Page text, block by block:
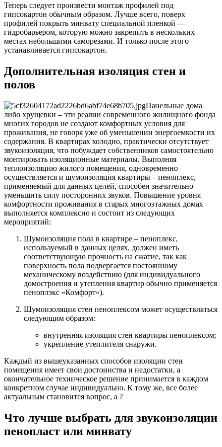
Теперь следует произвести монтаж профилей под
гипсокартон обычным образом. Лучше всего, поверх
профилей покрыть минвату специальной пленкой —
гидробарьером, которую можно закрепить в нескольких
местах небольшими саморезами. И только после этого
устанавливается гипсокартон.
Дополнительная изоляция стен и
полов
Панельные дома
либо хрущевки – эти реалии современного жилищного фонда
многих городов не создают комфортных условия для
проживания, не говоря уже об уменьшении энергоемкости их
содержания. В квартирах холодно, практически отсутствует
звукоизоляция, что побуждает собственников самостоятельно
монтировать изоляционные материалы. Выполняя
теплоизоляцию жилого помещения, одновременно
осуществляется и шумоизоляция квартиры – пеноплекс,
применяемый для данных целей, способен значительно
уменьшить силу посторонних звуков. Повышение уровня
комфортности проживания в старых многоэтажных домах
выполняется комплексно и состоит из следующих
мероприятий:
Шумоизоляция пола в квартире – пеноплекс,
используемый в данных целях, должен иметь
соответствующую прочность на сжатие, так как
поверхность пола подвергается постоянному
механическому воздействию (для индивидуального
домостроения и утепления квартир обычно применяется
пеноплэкс «Комфорт»).
Шумоизоляция стен пеноплексом может осуществляться
следующим образом:
внутренняя изоляция стен квартиры пеноплексом;
укрепление утеплителя снаружи.
Каждый из вышеуказанных способов изоляции стен
помещения имеет свои достоинства и недостатки, а
окончательное техническое решение принимается в каждом
конкретном случае индивидуально. К тому же, все более
актуальным становится вопрос, а ?
Что лучше выбрать для звукоизоляции
пенопласт или минвату